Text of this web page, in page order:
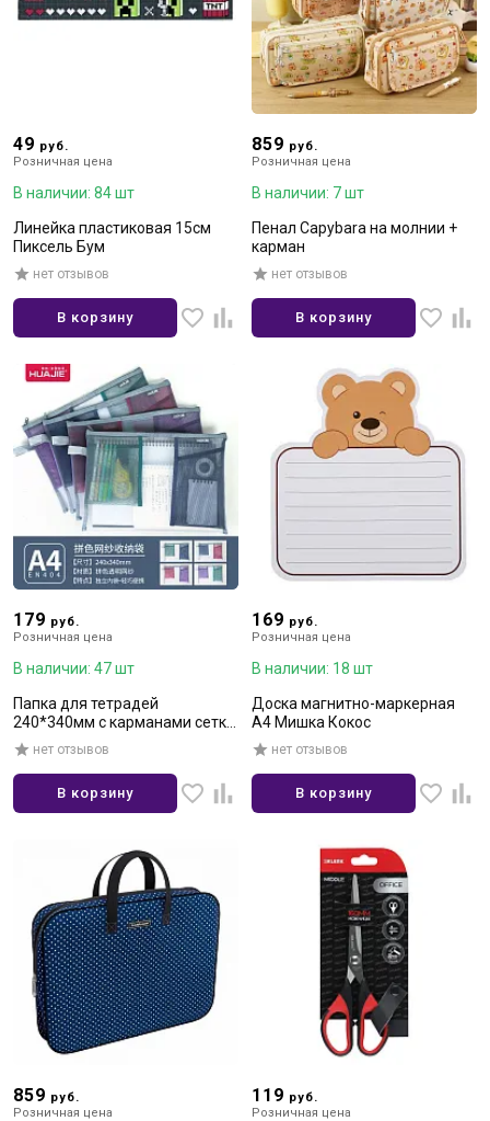
49 руб.
Розничная цена
В наличии: 84 шт
Линейка пластиковая 15см
Пиксель Бум
нет отзывов
В корзину
859 руб.
Розничная цена
В наличии: 7 шт
Пенал Capybara на молнии +
карман
нет отзывов
В корзину
179 руб.
Розничная цена
В наличии: 47 шт
Папка для тетрадей
240*340мм с карманами сетка
ассорти
нет отзывов
В корзину
169 руб.
Розничная цена
В наличии: 18 шт
Доска магнитно-маркерная
А4 Мишка Кокос
нет отзывов
В корзину
859 руб.
Розничная цена
119 руб.
Розничная цена